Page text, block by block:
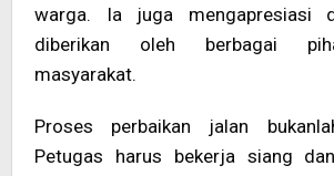
warga. Ia juga mengapresiasi
diberikan oleh berbagai
masyarakat.
Proses perbaikan jalan
Petugas harus bekerja siang